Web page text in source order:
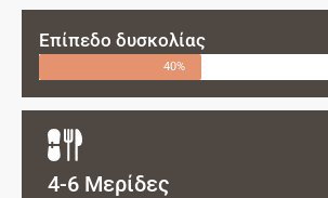
Επίπεδο δυσκολίας
40%
4-6 Μερίδες